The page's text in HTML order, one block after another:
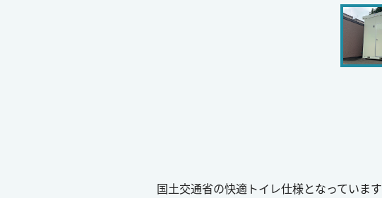
国土交通省の快適トイレ仕様となっています